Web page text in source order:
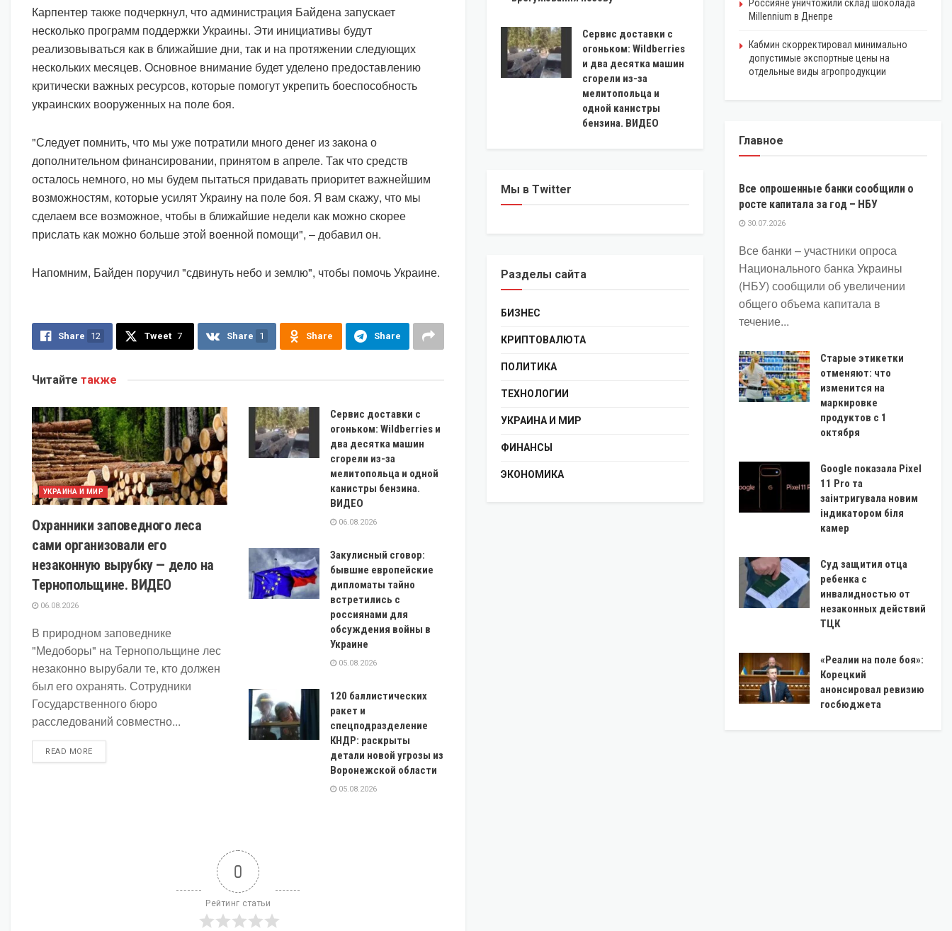
Карпентер также подчеркнул, что администрация Байдена запускает
несколько программ поддержки Украины. Эти инициативы будут
реализовываться как в ближайшие дни, так и на протяжении следующих
нескольких месяцев. Основное внимание будет уделено предоставлению
критически важных ресурсов, которые помогут укрепить боеспособность
украинских вооруженных на поле боя.
"Следует помнить, что мы уже потратили много денег из закона о
дополнительном финансировании, принятом в апреле. Так что средств
осталось немного, но мы будем пытаться придавать приоритет важнейшим
возможностям, которые усилят Украину на поле боя. Я вам скажу, что мы
сделаем все возможное, чтобы в ближайшие недели как можно скорее
прислать как можно больше этой военной помощи", – добавил он.
Напомним, Байден поручил "сдвинуть небо и землю", чтобы помочь Украине.
Share 12 Tweet 7 Share 1 Share Share
Читайте также
УКРАИНА И МИР
Охранники заповедного леса
сами организовали его
незаконную вырубку — дело на
Тернопольщине. ВИДЕО
06.08.2026
В природном заповеднике
"Медоборы" на Тернопольщине лес
незаконно вырубали те, кто должен
был его охранять. Сотрудники
Государственного бюро
расследований совместно...
READ MOREDETAILS
Сервис доставки с
огоньком: Wildberries и
два десятка машин
сгорели из-за
мелитопольца и одной
канистры бензина.
ВИДЕО
06.08.2026
Закулисный сговор:
бывшие европейские
дипломаты тайно
встретились с
россиянами для
обсуждения войны в
Украине
05.08.2026
120 баллистических
ракет и
спецподразделение
КНДР: раскрыты
детали новой угрозы из
Воронежской области
05.08.2026
0
Рейтинг статьи
Сервис доставки с
огоньком: Wildberries
и два десятка машин
сгорели из-за
мелитопольца и
одной канистры
бензина. ВИДЕО
Мы в Twitter
Разделы сайта
БИЗНЕС
КРИПТОВАЛЮТА
ПОЛИТИКА
ТЕХНОЛОГИИ
УКРАИНА И МИР
ФИНАНСЫ
ЭКОНОМИКА
Россияне уничтожили склад шоколада
Millennium в Днепре
Кабмин скорректировал минимально
допустимые экспортные цены на
отдельные виды агропродукции
Главное
ЭКОНОМИКА
Все опрошенные банки сообщили о
росте капитала за год – НБУ
30.07.2026
Все банки – участники опроса
Национального банка Украины
(НБУ) сообщили об увеличении
общего объема капитала в
течение...
Старые этикетки
отменяют: что
изменится на
маркировке
продуктов с 1
октября
Google показала Pixel
11 Pro та
заінтригувала новим
індикатором біля
камер
Суд защитил отца
ребенка с
инвалидностью от
незаконных действий
ТЦК
«Реалии на поле боя»:
Корецкий
анонсировал ревизию
госбюджета